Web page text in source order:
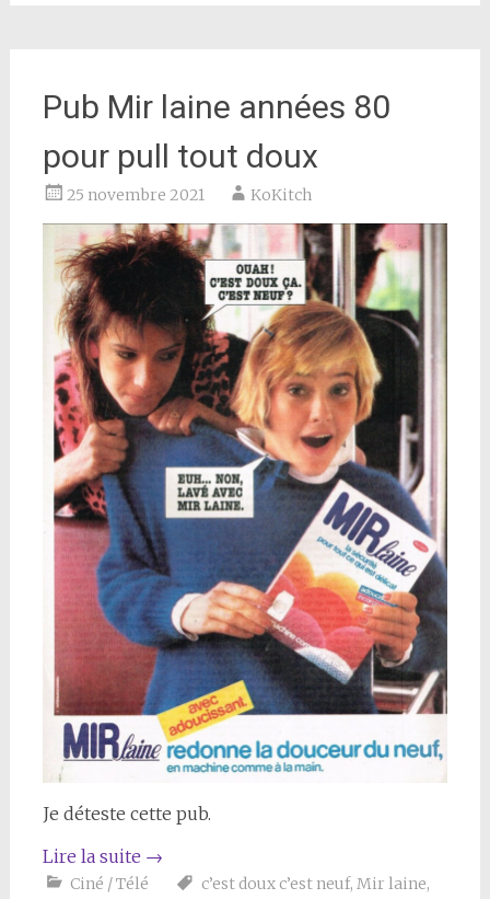
Pub Mir laine années 80
pour pull tout doux
25 novembre 2021 KoKitch
Je déteste cette pub.
Lire la suite →
Ciné / Télé c’est doux c’est neuf, Mir laine,